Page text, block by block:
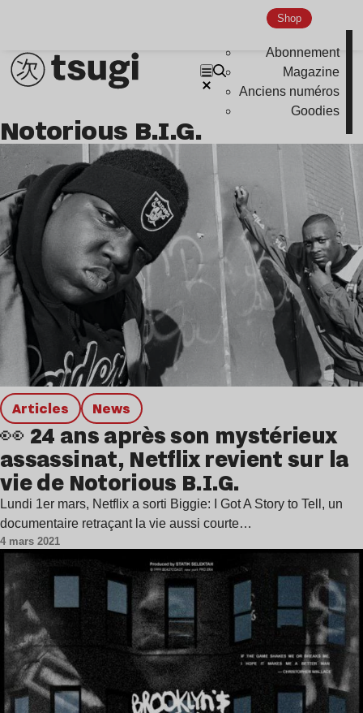
Shop
Abonnement
Magazine
Anciens numéros
Goodies
Notorious B.I.G.
Articles news
👀 24 ans après son mystérieux
assassinat, Netflix revient sur la
vie de Notorious B.I.G.
Lundi 1er mars, Netflix a sorti Biggie: I Got A Story to Tell, un
documentaire retraçant la vie aussi courte…
4 mars 2021